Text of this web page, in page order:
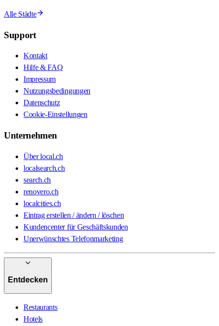
Alle Städte
Support
Kontakt
Hilfe & FAQ
Impressum
Nutzungsbedingungen
Datenschutz
Cookie-Einstellungen
Unternehmen
Über local.ch
localsearch.ch
search.ch
renovero.ch
localcities.ch
Eintrag erstellen / ändern / löschen
Kundencenter für Geschäftskunden
Unerwünschtes Telefonmarketing
Entdecken
Restaurants
Hotels